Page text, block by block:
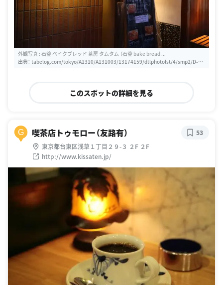
外観写真 : 石釜 ベイクブレッド 茶房 タムタム （石釜 bake bread ...
出典： tabelog.com/tokyo/A1310/A131003/13174159/dtlphotolst/4/smp2/D-no
このスポットの詳細を見る
G 喫茶店トゥモロー（友路有）
東京都台東区浅草１丁目２９-３ ２F ２F
http://www.kissaten.jp/
53